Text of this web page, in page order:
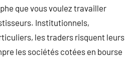
que vous voulez travailler
Institutionnels,
les traders risquent leurs
les sociétés cotées en bourse